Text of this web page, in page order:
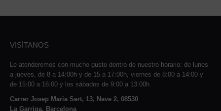
VISÍTANOS
Le atenderemos con mucho gusto dentro de nuestro horario: de lunes
a jueves, de 8 a 14:00h y de 15 a 17:00h, viernes de 8:00 a 14:00 y
de 15:00 a 16:00 y los sábados de 9:00 a 13:00h.
Carrer Josep Maria Sert, 13, Nave 2, 08530
La Garriga, Barcelona